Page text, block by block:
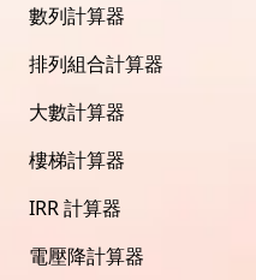
數列計算器
排列組合計算器
大數計算器
樓梯計算器
IRR 計算器
電壓降計算器